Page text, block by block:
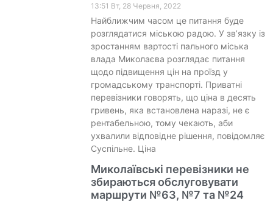
13:51 Вт, 28 Червня, 2022
Найближчим часом це питання буде
розглядатися міською радою. У зв’язку із
зростанням вартості пального міська
влада Миколаєва розглядає питання
щодо підвищення цін на проїзд у
громадському транспорті. Приватні
перевізники говорять, що ціна в десять
гривень, яка встановлена наразі, не є
рентабельною, тому чекають, аби
ухвалили відповідне рішення, повідомляє
Суспільне. Ціна
Миколаївські перевізники не
збираються обслуговувати
маршрути №63, №7 та №24